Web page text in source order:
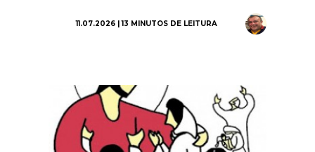
11.07.2026 | 13 MINUTOS DE LEITURA